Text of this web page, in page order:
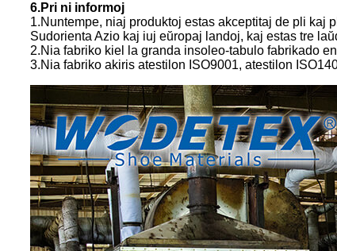
6.Pri ni informoj
1.Nuntempe, niaj produktoj estas akceptitaj de pli kaj
Sudorienta Azio kaj iuj eŭropaj landoj, kaj estas tre
2.Nia fabriko kiel la granda insoleo-tabulo fabrikado
3.Nia fabriko akiris atestilon ISO9001, atestilon